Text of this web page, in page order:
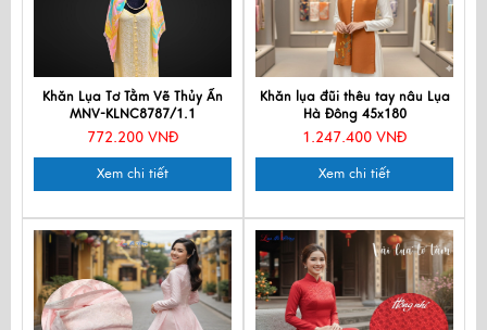
Khăn Lụa Tơ Tằm Vẽ Thủy Ấn
MNV-KLNC8787/1.1
772.200 VNĐ
Xem chi tiết
Khăn lụa đũi thêu tay nâu Lụa
Hà Đông 45x180
1.247.400 VNĐ
Xem chi tiết